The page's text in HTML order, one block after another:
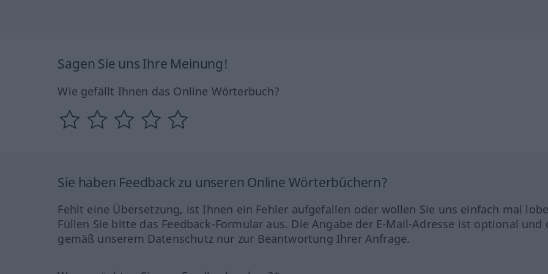
Sagen Sie uns Ihre Meinung!
Wie gefällt Ihnen das Online Wörterbuch?
Sie haben Feedback zu unseren Online Wörterbüchern?
Fehlt eine Übersetzung, ist Ihnen ein Fehler aufgefallen oder wollen Sie uns einfach mal
Füllen Sie bitte das Feedback-Formular aus. Die Angabe der E-Mail-Adresse ist optional und
gemäß unserem Datenschutz nur zur Beantwortung Ihrer Anfrage.